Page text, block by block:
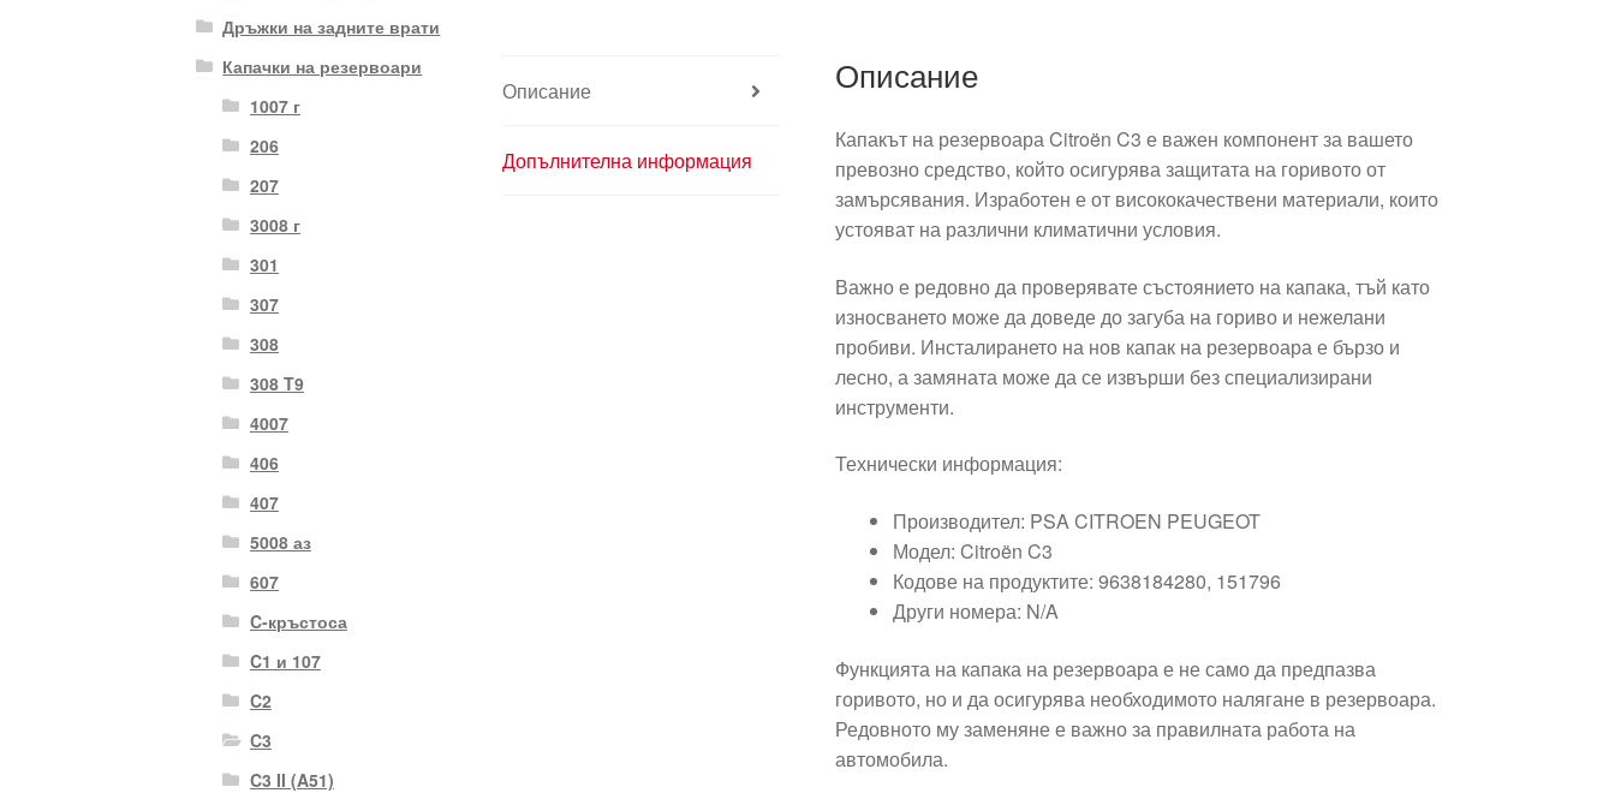
Описание
Допълнителна информация
Описание
Капакът на резервоара Citroën C3 е важен компонент за вашето
превозно средство, който осигурява защитата на горивото от
замърсявания. Изработен е от висококачествени материали, които
устояват на различни климатични условия.
Важно е редовно да проверявате състоянието на капака, тъй като
износването може да доведе до загуба на гориво и нежелани
пробиви. Инсталирането на нов капак на резервоара е бързо и
лесно, а замяната може да се извърши без специализирани
инструменти.
Технически информация:
Производител: PSA CITROEN PEUGEOT
Модел: Citroën C3
Кодове на продуктите: 9638184280, 151796
Други номера: N/A
Функцията на капака на резервоара е не само да предпазва
горивото, но и да осигурява необходимото налягане в резервоара.
Редовното му заменяне е важно за правилната работа на
автомобила.
Дръжки на задните врати
Капачки на резервоари
1007 г
206
207
3008 г
301
307
308
308 T9
4007
406
407
5008 аз
607
C-кръстоса
C1 и 107
C2
C3
C3 II (A51)